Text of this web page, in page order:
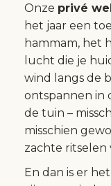
Onze privé
het jaar een
hammam, het
lucht die je
wind langs de
ontspannen in
de tuin –
misschien
zachte ritselen
En dan is er